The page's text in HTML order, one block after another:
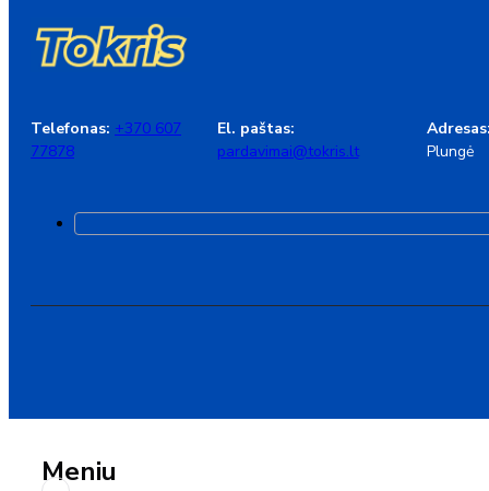
Telefonas: +370 607
77878
El. paštas:
pardavimai@tokris.lt
Plungė
Meniu